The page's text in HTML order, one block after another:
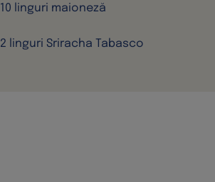
10 linguri maioneză
2 linguri Sriracha Tabasco